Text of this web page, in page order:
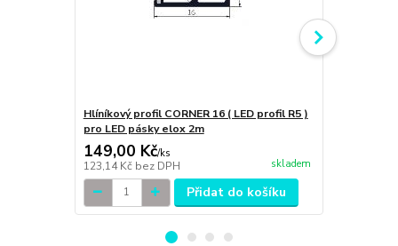
Hlíníkový profil CORNER 16 ( LED profil R5 )
pro LED pásky elox 2m
149,00 Kč/ks
123,14 Kč bez DPH skladem
Přidat do košíku